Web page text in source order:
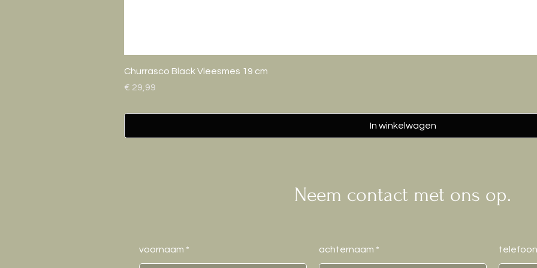
Churrasco Black Vleesmes 19 cm
Prijs
€ 29,99
In winkelwagen
Neem contact met ons op.
voornaam achternaam